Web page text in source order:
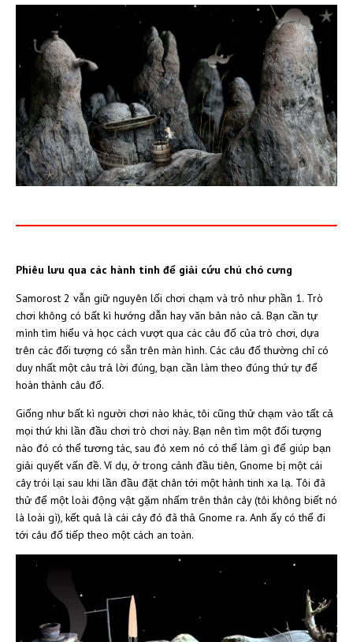
Phiêu lưu qua các hành tinh để giải cứu chú chó cưng
Samorost 2 vẫn giữ nguyên lối chơi chạm và trỏ như phần 1. Trò
chơi không có bất kì hướng dẫn hay văn bản nào cả. Bạn cần tự
mình tìm hiểu và học cách vượt qua các câu đố của trò chơi, dựa
trên các đối tượng có sẵn trên màn hình. Các câu đố thường chỉ có
duy nhất một câu trả lời đúng, bạn cần làm theo đúng thứ tự để
hoàn thành câu đố.
Giống như bất kì người chơi nào khác, tôi cũng thử chạm vào tất cả
mọi thứ khi lần đầu chơi trò chơi này. Bạn nên tìm một đối tượng
nào đó có thể tương tác, sau đó xem nó có thể làm gì để giúp bạn
giải quyết vấn đề. Ví dụ, ở trong cảnh đầu tiên, Gnome bị một cái
cây trói lại sau khi lần đầu đặt chân tới một hành tinh xa lạ. Tôi đã
thử để một loài động vật gặm nhấm trên thân cây (tôi không biết nó
là loài gì), kết quả là cái cây đó đã thả Gnome ra. Anh ấy có thể đi
tới câu đố tiếp theo một cách an toàn.